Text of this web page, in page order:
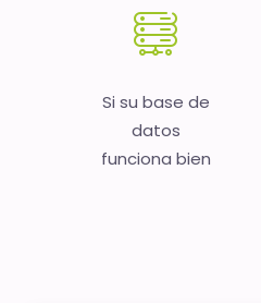
Si su base de
datos
funciona bien